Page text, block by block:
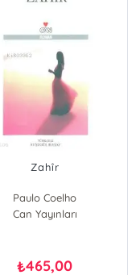
Zahîr
Paulo Coelho
Can Yayınları
₺465,00